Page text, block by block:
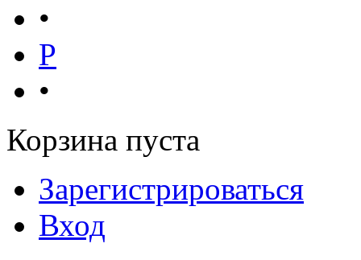
•
Р
•
Корзина пуста
Зарегистрироваться
Вход